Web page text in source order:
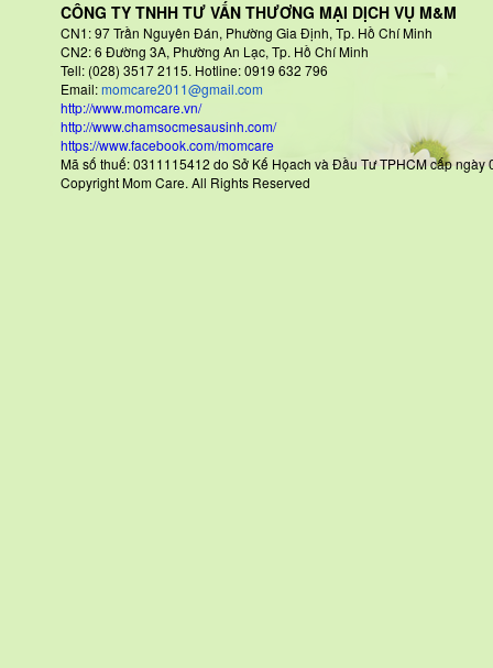
CÔNG TY TNHH TƯ VẤN THƯƠNG MẠI DỊCH VỤ M&M
CN1: 97 Trần Nguyên Đán, Phường Gia Định, Tp. Hồ Chí Minh
CN2: 6 Đường 3A, Phường An Lạc, Tp. Hồ Chí Minh
Tell: (028) 3517 2115. Hotline: 0919 632 796
Email:momcare2011@gmail.com
http://www.momcare.vn/
http://www.chamsocmesausinh.com/
https://www.facebook.com/momcare
Mã số thuế: 0311115412 do Sở Kế Họach và Đầu Tư TPHCM
Copyright Mom Care. All Rights Reserved